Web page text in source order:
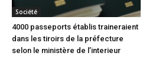
Société
4000 passeports établis traineraient
dans les tiroirs de la préfecture
selon le ministère de l’interieur